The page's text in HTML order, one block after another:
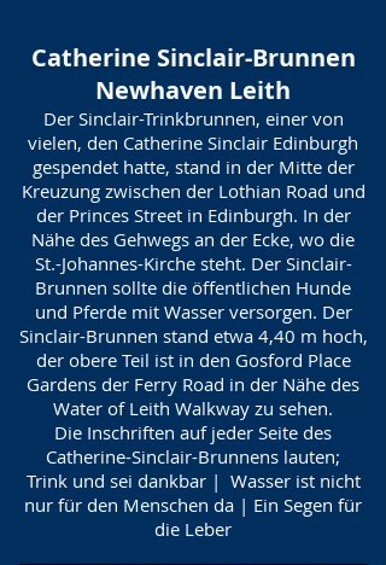
Catherine Sinclair-Brunnen
Newhaven Leith
Der Sinclair-Trinkbrunnen, einer von
vielen, den Catherine Sinclair Edinburgh
gespendet hatte, stand in der Mitte der
Kreuzung zwischen der Lothian Road und
der Princes Street in Edinburgh. In der
Nähe des Gehwegs an der Ecke, wo die
St.-Johannes-Kirche steht. Der Sinclair-
Brunnen sollte die öffentlichen Hunde
und Pferde mit Wasser versorgen. Der
Sinclair-Brunnen stand etwa 4,40 m hoch,
der obere Teil ist in den Gosford Place
Gardens der Ferry Road in der Nähe des
Water of Leith Walkway zu sehen.
Die Inschriften auf jeder Seite des
Catherine-Sinclair-Brunnens lauten;
Trink und sei dankbar | Wasser ist nicht
nur für den Menschen da | Ein Segen für
die Leber